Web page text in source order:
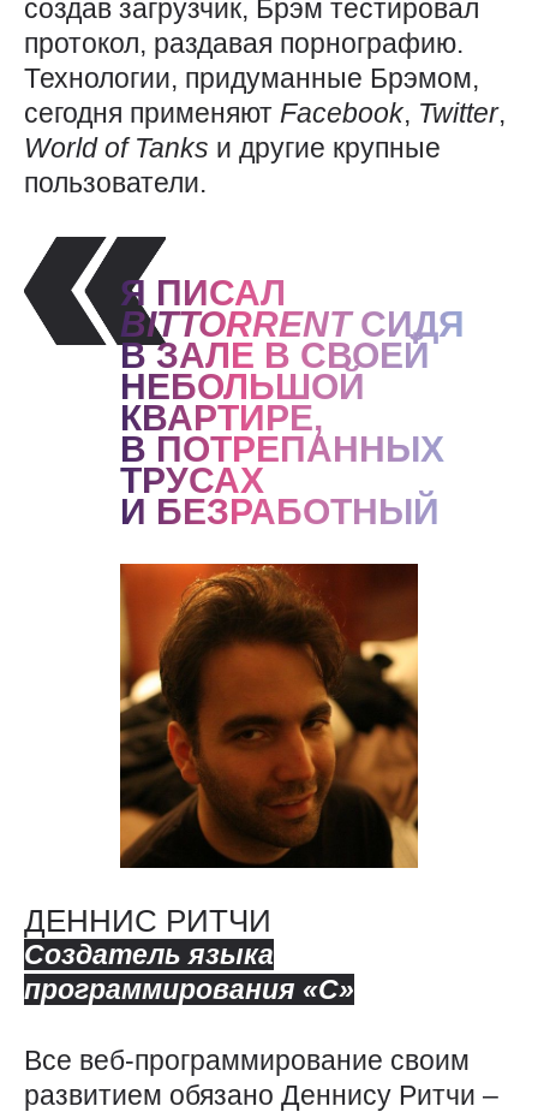
создав загрузчик, Брэм тестировал
протокол, раздавая порнографию.
Технологии, придуманные Брэмом,
сегодня применяют Facebook, Twitter,
WorldofTanks и другие крупные
пользователи.
Я ПИСАЛ
BITTORRENTСИДЯ
В ЗАЛЕ В СВОЕЙ
НЕБОЛЬШОЙ
КВАРТИРЕ,
В ПОТРЕПАННЫХ
ТРУСАХ
И БЕЗРАБОТНЫЙ
ДЕННИС РИТЧИ
Создатель языка
программирования «C»
Все веб-программирование своим
развитием обязано Деннису Ритчи –